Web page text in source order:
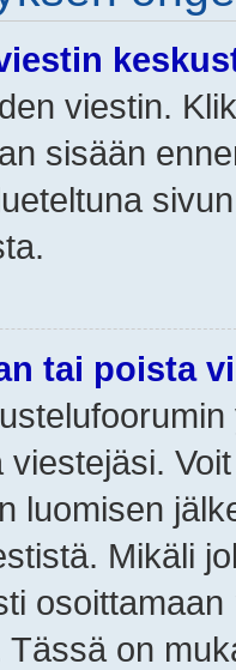
viestin.
sisään
tai poista
viestejäsi.
luomisen
Mikäli
Tässä on